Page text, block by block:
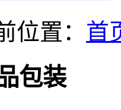
位置： 首
包装